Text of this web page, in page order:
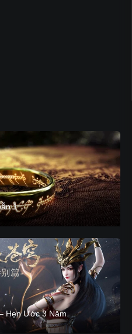
1
Hẹn Ước 3 Năm